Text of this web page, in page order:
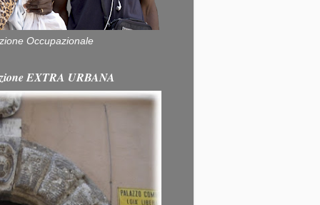
Occupazionale
EXTRA URBANA